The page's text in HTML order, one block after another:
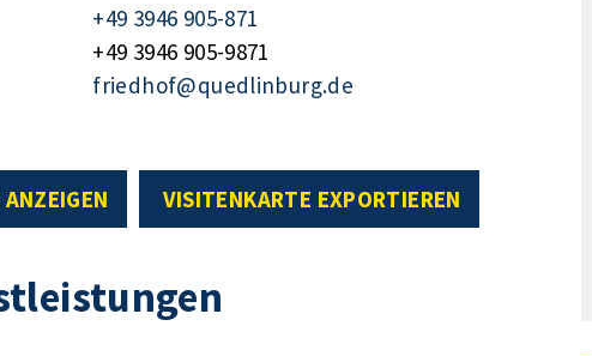
+49 3946 905-871
+49 3946 905-9871
friedhof@quedlinburg.de
VISITENKARTE EXPORTIEREN